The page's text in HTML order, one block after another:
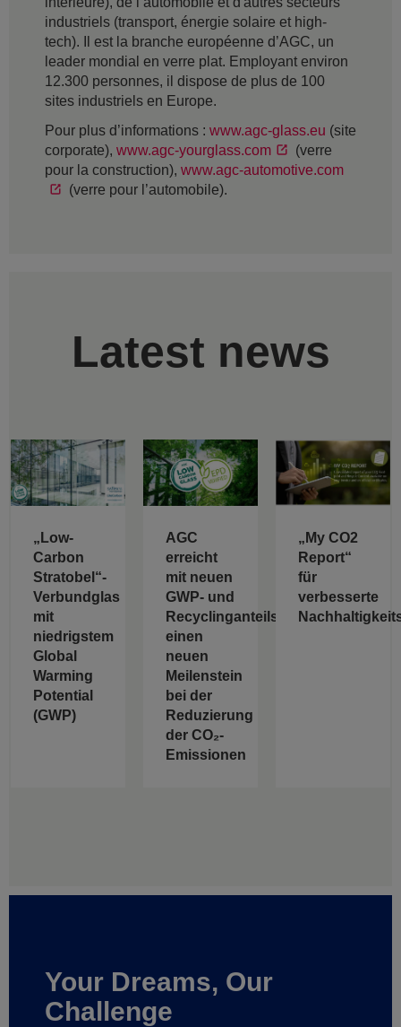
industriels (transport, énergie solaire et high-
tech). Il est la branche européenne d’AGC, un
leader mondial en verre plat. Employant environ
12.300 personnes, il dispose de plus de 100
sites industriels en Europe.
Pour plus d’informations : www.agc-glass.eu (site
corporate), www.agc-yourglass.com
(verre
pour la construction), www.agc-automotive.com
(verre pour l’automobile).
Latest news
„Low-
Carbon
Stratobel“-
Verbundglas
mit
niedrigstem
Global
Warming
Potential
(GWP)
AGC
erreicht
mit neuen
GWP- und
Recyclinganteilswerten
einen
neuen
Meilenstein
bei der
Reduzierung
der CO₂-
Emissionen
„My CO2
Report“
für
verbesserte
Your Dreams, Our
Challenge